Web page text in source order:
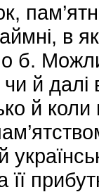
в
б.
й далі
й
її